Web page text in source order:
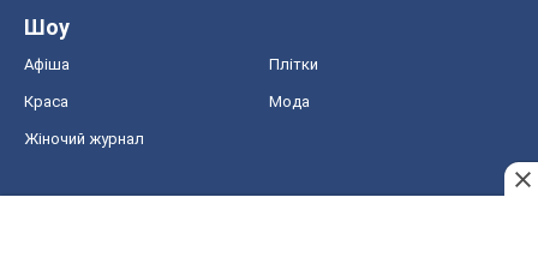
Шоу
Афіша Плітки
Краса Мода
Жіночий журнал